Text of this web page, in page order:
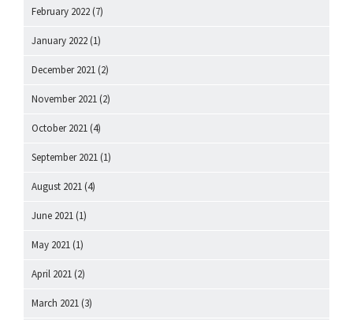
February 2022 (7)
January 2022 (1)
December 2021 (2)
November 2021 (2)
October 2021 (4)
September 2021 (1)
August 2021 (4)
June 2021 (1)
May 2021 (1)
April 2021 (2)
March 2021 (3)